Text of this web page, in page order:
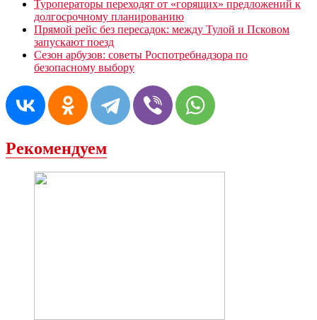
Туроператоры переходят от «горящих» предложений к
долгосрочному планированию
Прямой рейс без пересадок: между Тулой и Псковом
запускают поезд
Сезон арбузов: советы Роспотребнадзора по
безопасному выбору
Рекомендуем